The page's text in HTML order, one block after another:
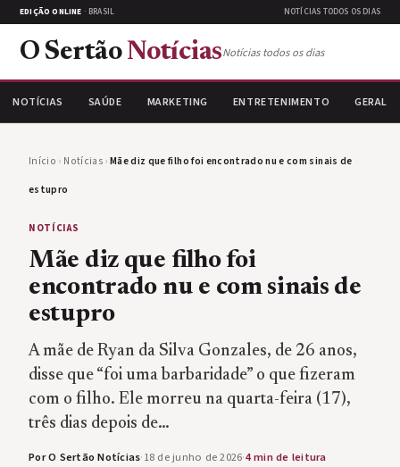
EDIÇÃO ONLINE · BRASIL NOTÍCIAS TODOS OS DIAS
O Sertão NotíciasNotícias todos os dias
NOTÍCIAS SAÚDE MARKETING ENTRETENIMENTO GERAL
Início › Notícias›Mãe diz que filho foi encontrado nu e com sinais de
estupro
NOTÍCIAS
Mãe diz que filho foi
encontrado nu e com sinais de
estupro
A mãe de Ryan da Silva Gonzales, de 26 anos,
disse que “foi uma barbaridade” o que fizeram
com o filho. Ele morreu na quarta-feira (17),
três dias depois de…
Por O Sertão Notícias·18 de junho de 2026·4 min de leitura